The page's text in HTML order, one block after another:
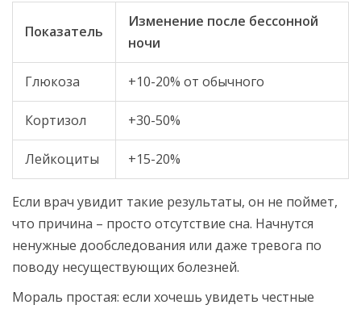
Показатель
Изменение после бессонной
ночи
Глюкоза +10-20% от обычного
Кортизол +30-50%
Лейкоциты +15-20%
Если врач увидит такие результаты, он не поймет,
что причина – просто отсутствие сна. Начнутся
ненужные дообследования или даже тревога по
поводу несуществующих болезней.
Мораль простая: если хочешь увидеть честные